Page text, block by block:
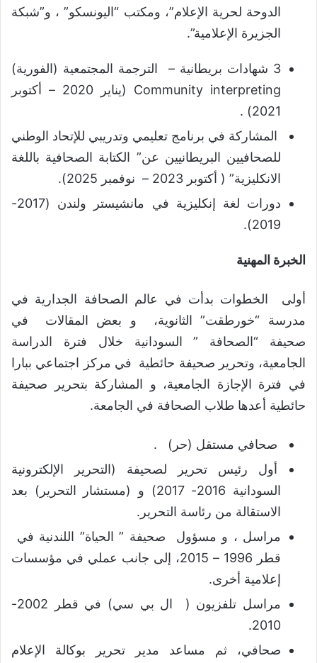
الدوحة لحرية الإعلام”، ومكتب “اليونسكو” ، و”شبكة
الجزيرة الإعلامية”.
3 شهادات بريطانية – الترجمة المجتمعية (الفورية)
Community interpreting (يناير 2020 – أكتوبر
2021) .
المشاركة في برنامج تعليمي وتدريبي للإتحاد الوطني
للصحافيين البريطانيين عن” الكتابة الصحافية باللغة
الانكليزية” ( أكتوبر 2023 – نوفمبر 2025).
دورات لغة إنكليزية في مانشيستر ولندن (2017-
2019).
الخبرة المهنية
أولى الخطوات بدأت في عالم الصحافة الجدارية في
مدرسة “خورطقت” الثانوية، و بعض المقالات في
صحيفة “الصحافة ” السودانية خلال فترة الدراسة
الجامعية، وتحرير صحيفة حائطية في مركز اجتماعي ببارا
في فترة الإجازة الجامعية، و المشاركة بتحرير صحيفة
حائطية أعدها طلاب الصحافة في الجامعة.
صحافي مستقل (حر) .
أول رئيس تحرير لصحيفة (التحرير الإلكترونية
السودانية 2016- 2017) و (مستشار التحرير) بعد
الاستقالة من رئاسة التحرير.
مراسل ، و مسؤول صحيفة ” الحياة” اللندنية في
قطر 1996 – 2015، إلى جانب عملي في مؤسسات
إعلامية أخرى.
مراسل تلفزيون ( ال بي سي) في قطر 2002-
2010.
صحافي، ثم مساعد مدير تحرير بوكالة الإعلام